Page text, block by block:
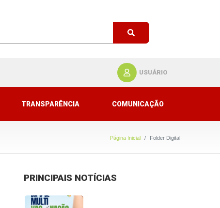
USUÁRIO
TRANSPARÊNCIA COMUNICAÇÃO
Página Inicial Folder Digital
PRINCIPAIS NOTÍCIAS